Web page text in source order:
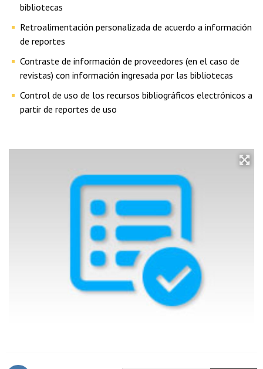
bibliotecas
Retroalimentación personalizada de acuerdo a información
de reportes
Contraste de información de proveedores (en el caso de
revistas) con información ingresada por las bibliotecas
Control de uso de los recursos bibliográficos electrónicos a
partir de reportes de uso